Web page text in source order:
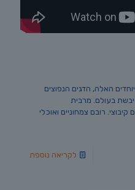
האלה, הדגים הנפוצים
בעולם. מרבית
רובם צמחוניים ואוכלי
לקריאה נוספת